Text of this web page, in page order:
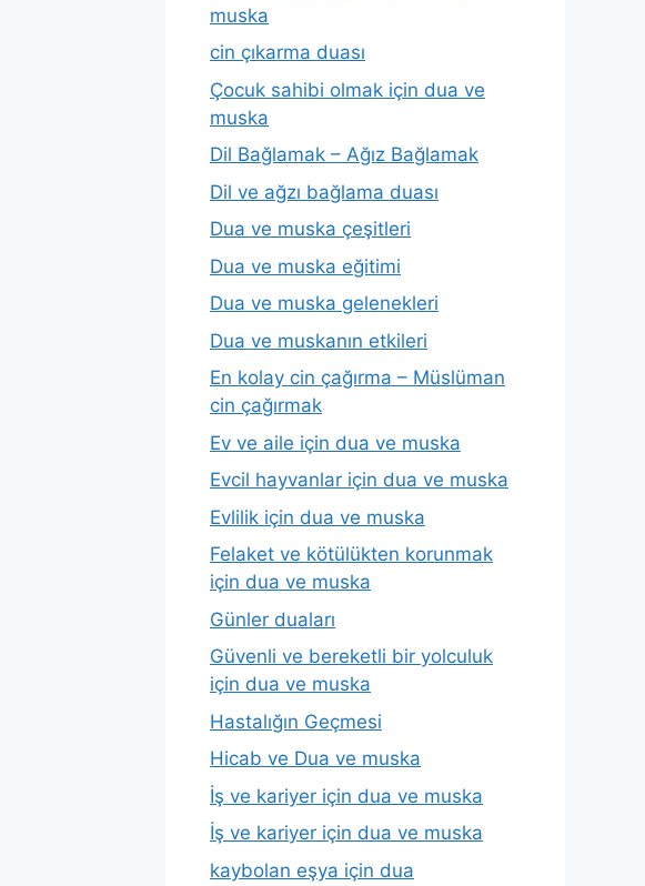
muska
cin çıkarma duası
Çocuk sahibi olmak için dua ve
muska
Dil Bağlamak – Ağız Bağlamak
Dil ve ağzı bağlama duası
Dua ve muska çeşitleri
Dua ve muska eğitimi
Dua ve muska gelenekleri
Dua ve muskanın etkileri
En kolay cin çağırma – Müslüman
cin çağırmak
Ev ve aile için dua ve muska
Evcil hayvanlar için dua ve muska
Evlilik için dua ve muska
Felaket ve kötülükten korunmak
için dua ve muska
Günler duaları
Güvenli ve bereketli bir yolculuk
için dua ve muska
Hastalığın Geçmesi
Hicab ve Dua ve muska
İş ve kariyer için dua ve muska
İş ve kariyer için dua ve muska
kaybolan eşya için dua